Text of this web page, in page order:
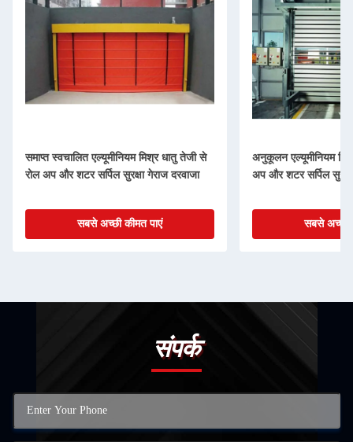
समाप्त स्वचालित एल्यूमीनियम मिश्र धातु तेजी से
रोल अप और शटर सर्पिल सुरक्षा गेराज दरवाजा
सबसे अच्छी कीमत पाएं
अनुकूलन एल्यूमीनियम
अप और शटर सर्पिल
सबसे अच्छी
संपर्क